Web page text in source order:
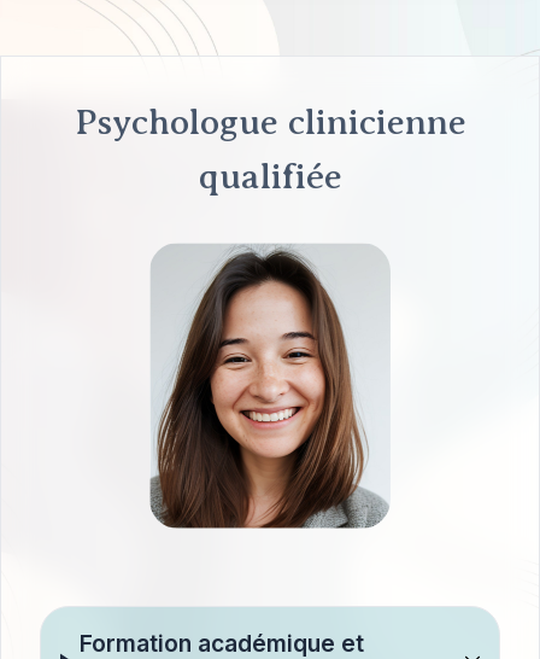
Psychologue clinicienne
qualifiée
Formation académique et